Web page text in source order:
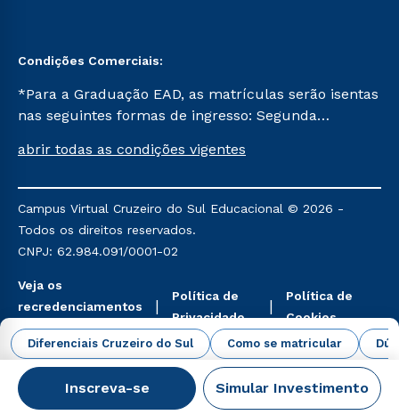
Diferenciais Cruzeiro do Sul Como se matricular
Inscreva-se Simular Investimento
Condições Comerciais:
*Para a Graduação EAD, as matrículas serão isentas
nas seguintes formas de ingresso: Segunda
Já para as demais, a taxa de matrícula será de R$
mencionadas são referentes aos cursos: Ensino
Religioso, Geografia para a Docência e Metodologia
do Ensino de História: Questões Atuais.
abrir todas as condições vigentes
Campus Virtual Cruzeiro do Sul Educacional © 2026 -
Todos os direitos reservados.
CNPJ: 62.984.091/0001-02
Veja os
recredenciamentos
aqui
Política de
Privacidade
Política de
Cookies